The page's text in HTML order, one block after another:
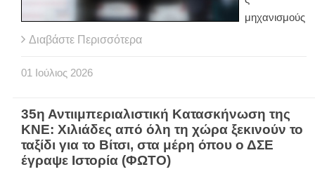
μηχανισμούς
Διαβάστε Περισσότερα
01 Ιούλιος 2026
35η Αντιιμπεριαλιστική Κατασκήνωση της
ΚΝΕ: Χιλιάδες από όλη τη χώρα ξεκινούν το
ταξίδι για το Βίτσι, στα μέρη όπου ο ΔΣΕ
έγραψε Ιστορία (ΦΩΤΟ)